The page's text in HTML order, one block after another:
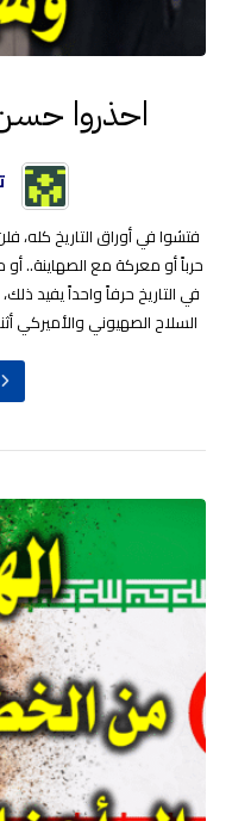
احذروا
فتشوا في أوراق التاريخ كله،
حرباً أو معركة مع الصهاينة..
في التاريخ حرفاً واحداً يفيد
السلاح الصهيوني والأميركي